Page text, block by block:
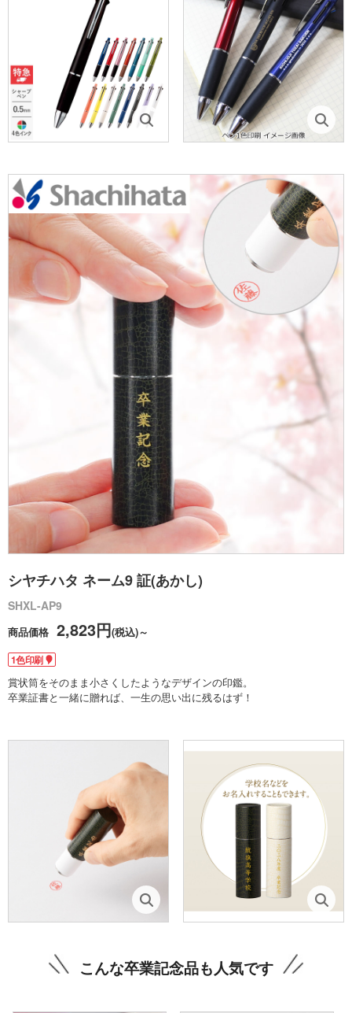
シヤチハタ ネーム9 証(あかし)
SHXL-AP9
商品価格 2,823円(税込)～
1色印刷
賞状筒をそのまま小さくしたようなデザインの印鑑。
卒業証書と一緒に贈れば、一生の思い出に残るはず！
こんな卒業記念品も人気です